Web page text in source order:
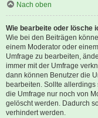
Nach oben
Wie bearbeite oder lösche
Wie bei den Beiträgen
einem Moderator oder
Umfrage zu bearbeiten,
immer mit der Umfrage
dann können Benutzer die
bearbeiten. Sollte
die Umfrage nur noch von
gelöscht werden. Dadurch
verhindert werden.